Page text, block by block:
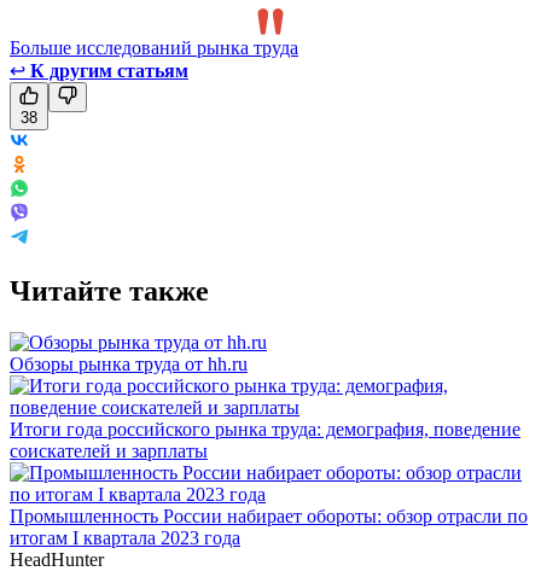
Больше исследований рынка труда
↩ К другим статьям
38
Читайте также
Обзоры рынка труда от hh.ru
Итоги года российского рынка труда: демография, поведение
соискателей и зарплаты
Промышленность России набирает обороты: обзор отрасли по
итогам I квартала 2023 года
HeadHunter